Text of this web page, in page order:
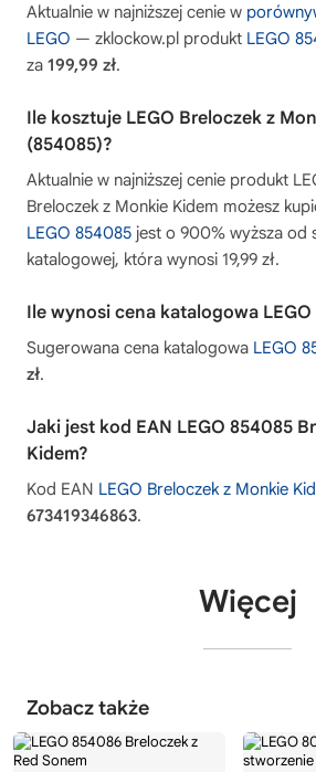
Aktualnie w najniższej cenie w
LEGO — zklockow.pl produkt LEGO
za 199,99 zł.
Ile kosztuje LEGO Breloczek z
(854085)?
Aktualnie w najniższej cenie produkt
Breloczek z Monkie Kidem możesz
LEGO 854085 jest o 900% wyższa od
katalogowej, która wynosi 19,99 zł.
Ile wynosi cena katalogowa LEGO
Sugerowana cena katalogowa LEGO
zł.
Jaki jest kod EAN LEGO 854085
Kidem?
Kod EAN LEGO Breloczek z Monkie
673419346863.
Więcej
Zobacz także